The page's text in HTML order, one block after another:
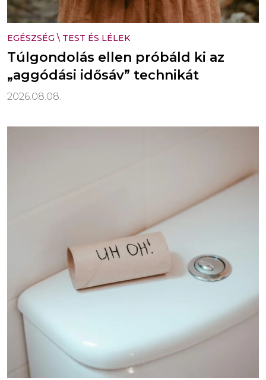
EGÉSZSÉG \ TEST ÉS LÉLEK
Túlgondolás ellen próbáld ki az
„aggódási idősáv” technikát
2026.08.08.